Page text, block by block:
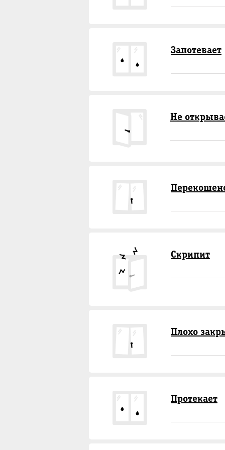
Запотевает
Не
Скрипит
Плохо
Протекает